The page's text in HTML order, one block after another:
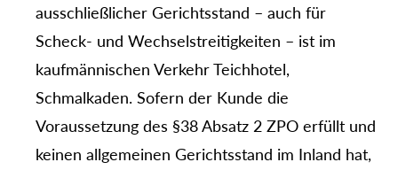
ausschließlicher Gerichtsstand – auch für
Scheck- und Wechselstreitigkeiten – ist im
kaufmännischen Verkehr Teichhotel,
Schmalkaden. Sofern der Kunde die
Voraussetzung des §38 Absatz 2 ZPO erfüllt und
keinen allgemeinen Gerichtsstand im Inland hat,